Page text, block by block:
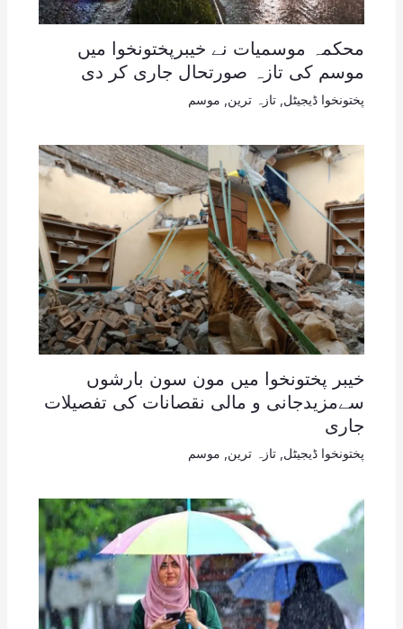
محکمہ موسمیات نے خیبرپختونخوا میں
موسم کی تازہ صورتحال جاری کر دی
پختونخوا ڈیجیٹل تازہ ترین موسم
خیبر پختونخوا میں مون سون بارشوں
سےمزیدجانی و مالی نقصانات کی تفصیلات
جاری
پختونخوا ڈیجیٹل تازہ ترین موسم